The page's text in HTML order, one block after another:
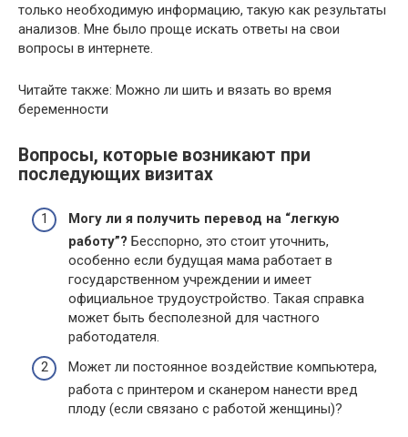
только необходимую информацию, такую как результаты
анализов. Мне было проще искать ответы на свои
вопросы в интернете.
Читайте также: Можно ли шить и вязать во время
беременности
Вопросы, которые возникают при
последующих визитах
Могу ли я получить перевод на “легкую
работу”? Бесспорно, это стоит уточнить,
особенно если будущая мама работает в
государственном учреждении и имеет
официальное трудоустройство. Такая справка
может быть бесполезной для частного
работодателя.
Может ли постоянное воздействие компьютера,
работа с принтером и сканером нанести вред
плоду (если связано с работой женщины)?